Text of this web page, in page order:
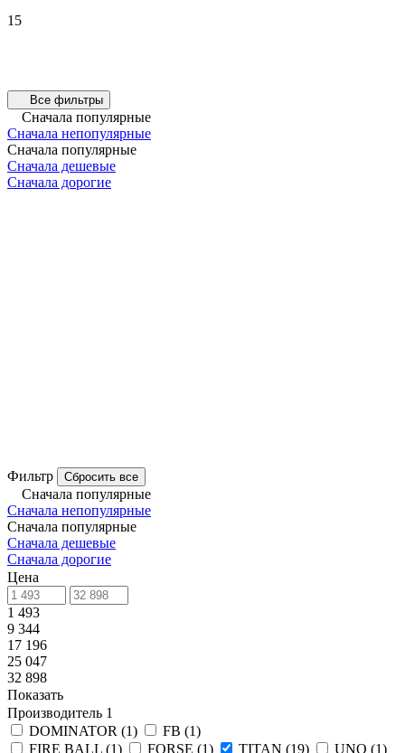
15
Все фильтры
Сначала популярные
Сначала непопулярные
Сначала популярные
Сначала дешевые
Сначала дорогие
Фильтр Сбросить все
Сначала популярные
Сначала непопулярные
Сначала популярные
Сначала дешевые
Сначала дорогие
Цена
1 493
9 344
17 196
25 047
32 898
Показать
Производитель 1
DOMINATOR (1) FB (1)
FIRE BALL (1) FORSE (1) TITAN (19) UNO (1)